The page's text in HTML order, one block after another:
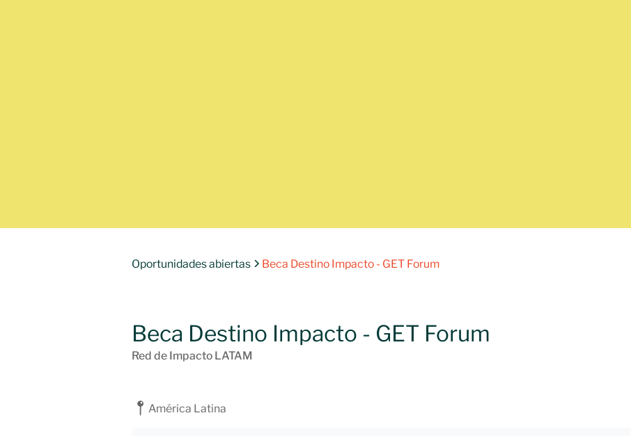
Oportunidades abiertas Beca Destino Impacto - GET Forum
Beca Destino Impacto - GET Forum
Red de Impacto LATAM
América Latina